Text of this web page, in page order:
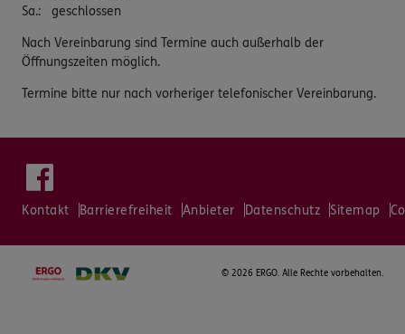
Sa.: geschlossen
Nach Vereinbarung sind Termine auch außerhalb der
Öffnungszeiten möglich.
Termine bitte nur nach vorheriger telefonischer Vereinbarung.
Kontakt Barrierefreiheit Anbieter Datenschutz Sitemap
© 2026 ERGO. Alle Rechte vorbehalten.